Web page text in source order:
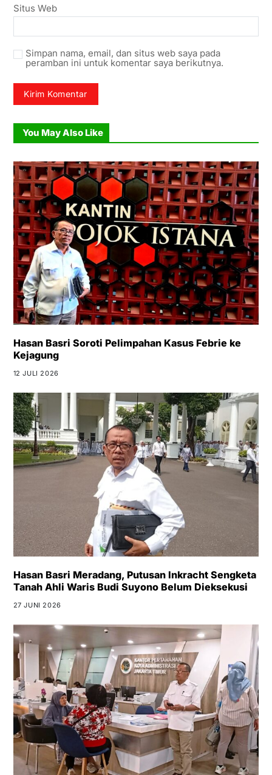
Situs Web
Simpan nama, email, dan situs web saya pada
peramban ini untuk komentar saya berikutnya.
You May Also Like
Hasan Basri Soroti Pelimpahan Kasus Febrie ke
Kejagung
12 JULI 2026
Hasan Basri Meradang, Putusan Inkracht Sengketa
Tanah Ahli Waris Budi Suyono Belum Dieksekusi
27 JUNI 2026